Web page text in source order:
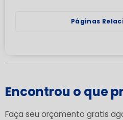
Páginas
Encontrou o que
Faça seu orçamento gratis